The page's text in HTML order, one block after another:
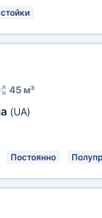
45 м³
(UA)
Постоянно